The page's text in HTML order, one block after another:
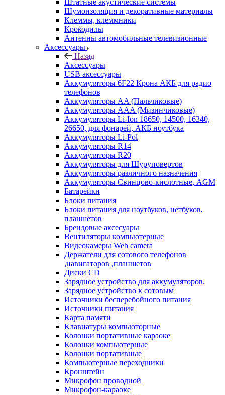
Штатные акустические системы
Шумоизоляция и декоративные материалы
Клеммы, клеммники
Крокодилы
Антенны автомобильные телевизионные
Аксессуары
Назад
Аксессуары
USB аксессуары
Аккумуляторы 6F22 Крона АКБ для радио
телефонов
Аккумуляторы AA (Пальчиковые)
Аккумуляторы AAA (Мизинчиковые)
Аккумуляторы Li-Ion 18650, 14500, 16340,
26650, для фонарей, АКБ ноутбука
Аккумуляторы Li-Pol
Аккумуляторы R14
Аккумуляторы R20
Аккумуляторы для Шуруповертов
Аккумуляторы различного назначения
Аккумуляторы Свинцово-кислотные, AGM
Батарейки
Блоки питания
Блоки питания для ноутбуков, нетбуков,
планшетов
Брендовые аксесуары
Вентиляторы компьютерные
Видеокамеры Web camera
Держатели для сотового телефонов
,навигаторов ,планшетов
Диски CD
Зарядное устройство для аккумуляторов.
Зарядное устройство к сотовым
Источники бесперебойного питания
Источники питания
Карта памяти
Клавиатуры компьюторные
Колонки портативные караоке
Колонки компьютерные
Колонки портативные
Компьютерные переходники
Кронштейн
Микрофон проводной
Микрофон-караоке